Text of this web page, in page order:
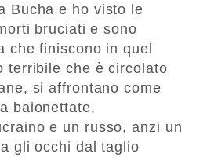
Bucha e ho visto le
bruciati e sono
che finiscono in quel
terribile che è circolato
si affrontano come
baionettate,
e un russo, anzi un
gli occhi dal taglio